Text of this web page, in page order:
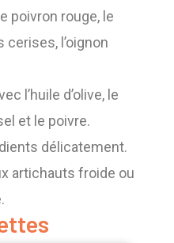
poivron rouge, le
l’oignon
l’huile d’olive, le
et le poivre.
délicatement.
artichauts froide ou